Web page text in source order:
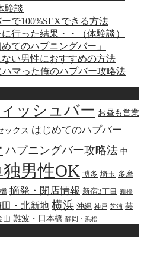
験談
で100%SEXできる方法
行った結果・・（体験談）
てのハプニングバー」
い男性におすすめの方法
マった俺のハプバー攻略法
ッシュバー お昼も営業
ックス はじめてのハプバー
ハプニングバー攻略法 中
男性OK 博多 埼玉 多摩
摘発・閉店情報 新宿3丁目 新橋
田・北新地 横浜 沖縄 神戸 芝浦 芸
山 難波・日本橋 静岡・浜松